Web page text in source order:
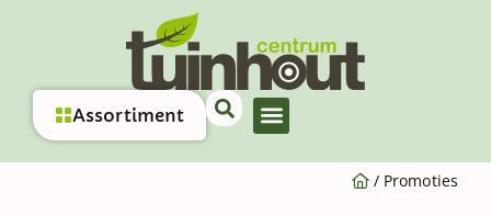
Assortiment
/ Promoties